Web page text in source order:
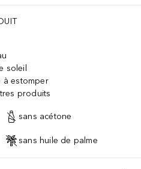
soleil
à estomper
produits
sans acétone
sans huile de palme